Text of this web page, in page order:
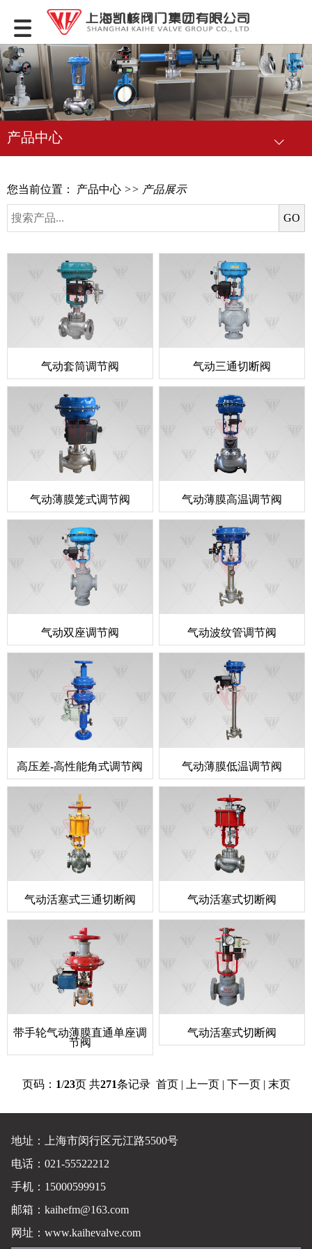
产品中心
您当前位置： 产品中心 >> 产品展示
气动套筒调节阀 气动三通切断阀
气动薄膜笼式调节阀 气动薄膜高温调节阀
气动双座调节阀 气动波纹管调节阀
高压差-高性能角式调节阀 气动薄膜低温调节阀
气动活塞式三通切断阀 气动活塞式切断阀
带手轮气动薄膜直通单座调
节阀
气动活塞式切断阀
页码： 1/23页 共271条记录 首页 | 上一页 | 下一页| 末页
地址：上海市闵行区元江路5500号
电话：021-55522212
手机：15000599915
邮箱：kaihefm@163.com
网址： www.kaihevalve.com